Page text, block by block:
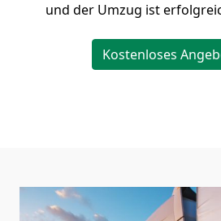
und der Umzug ist
Kostenloses